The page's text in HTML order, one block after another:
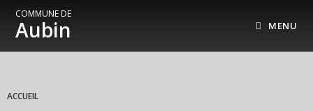
COMMUNE DE
Aubin MENU
ACCUEIL